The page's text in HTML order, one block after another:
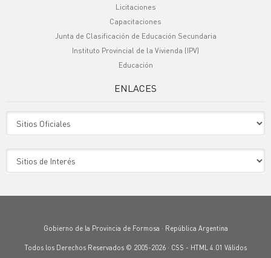
Licitaciones
Capacitaciones
Junta de Clasificación de Educación Secundaria
Instituto Provincial de la Vivienda (IPV)
Educación
ENLACES
Gobierno de la Provincia de Formosa · República Argentina
Todos los Derechos Reservados © 2005-2026 · CSS - HTML 4.01 Válidos